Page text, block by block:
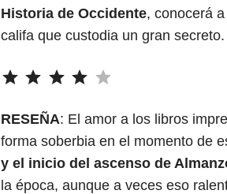
Historia de Occidente, conocerá
califa que custodia un gran secreto.
⭐⭐⭐⭐
RESEÑA: El amor a los libros
forma soberbia en el momento de
y el inicio del ascenso de
la época, aunque a veces eso